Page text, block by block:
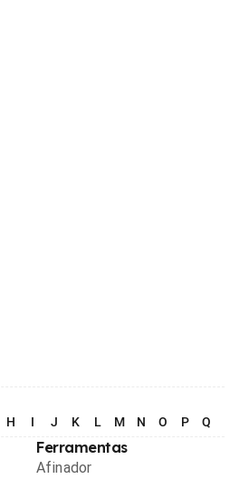
H I J K L M N O P Q
Ferramentas
Afinador